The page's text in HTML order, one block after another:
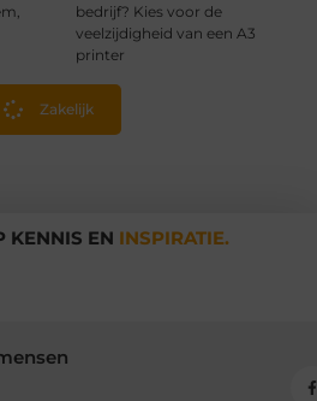
bedrijf? Kies voor de
veelzijdigheid van een A3
printer
Zakelijk
KENNIS EN INSPIRATIE.